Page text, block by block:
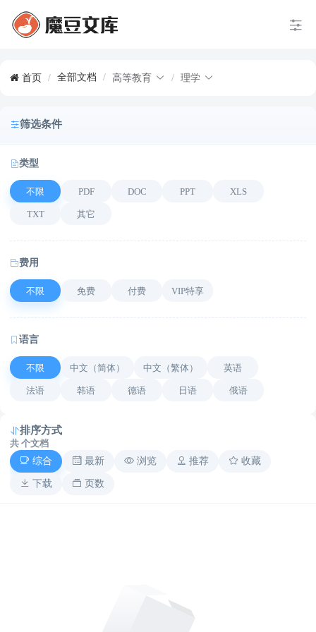
首页 / 全部文档 / 高等教育 / 理学
筛选条件
类型
不限 PDF DOC PPT XLS
TXT 其它
费用
不限 免费 付费 VIP特享
语言
不限 中文（简体） 中文（繁体） 英语
法语 韩语 德语 日语 俄语
排序方式
共 个文档
综合
最新 浏览 推荐 收藏
下载 页数